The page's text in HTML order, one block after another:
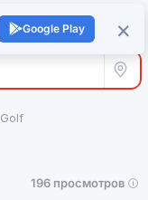
Войти +
Все
Golf
196 просмотров
×
Google Play